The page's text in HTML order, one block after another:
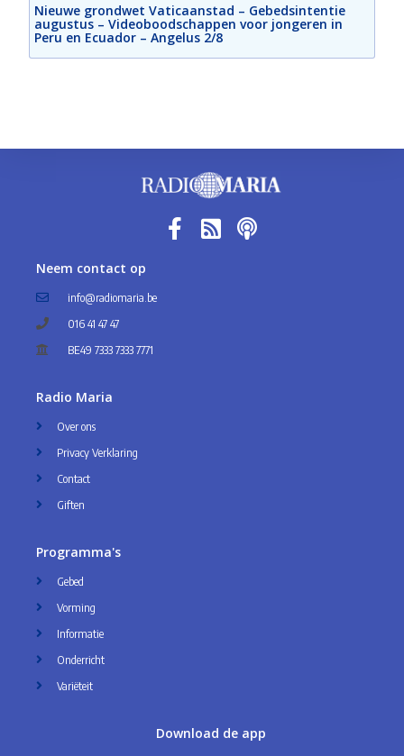
Nieuwe grondwet Vaticaanstad – Gebedsintentie
augustus – Videoboodschappen voor jongeren in
Peru en Ecuador – Angelus 2/8
Neem contact op
info@radiomaria.be
016 41 47 47
BE49 7333 7333 7771
Radio Maria
Over ons
Privacy Verklaring
Contact
Giften
Programma's
Gebed
Vorming
Informatie
Onderricht
Variëteit
Download de app